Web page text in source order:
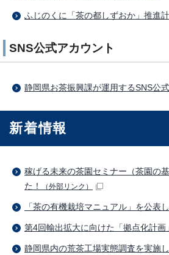
ふじのくに「茶の都しずおか」推進
SNS公式アカウント
静岡県お茶振興課が運用するSNS公
新着情報
稼げる未来の茶園セミナー（茶園の
た！
（外部リンク）
「茶の有機栽培マニュアル」を公表
第4回輸出拡大に向けた「拠点化計画
静岡県内の荒茶工場実態調査を実施